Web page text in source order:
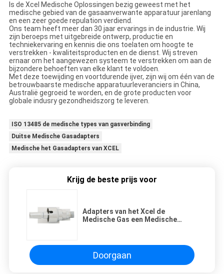
Is de Xcel Medische Oplossingen bezig geweest met het
medische gebied van de gasaanverwante apparatuur jarenlang
en een zeer goede repulation verdiend.
Ons team heeft meer dan 30 jaar ervarings in de industrie. Wij
zijn beroeps met uitgebreide ontwerp, productie en
techniekervaring en kennis die ons toelaten om hoogte te
verstrekken - kwaliteitsproducten en de dienst. Wij streven
ernaar om het aangewezen systeem te verstrekken om aan de
bijzondere behoeften van elke klant te voldoen.
Met deze toewijding en voortdurende ijver, zijn wij om één van de
betrouwbaarste medische apparatuurleveranciers in China,
Australië gegroeid te worden, en de grote producten voor
globale indusry gezondheidszorg te leveren.
ISO 13485 de medische types van gasverbinding
Duitse Medische Gasadapters
Medische het Gasadapters van XCEL
Krijg de beste prijs voor
Adapters van het Xcel de
Medische Gas een Medische
Doorgaan